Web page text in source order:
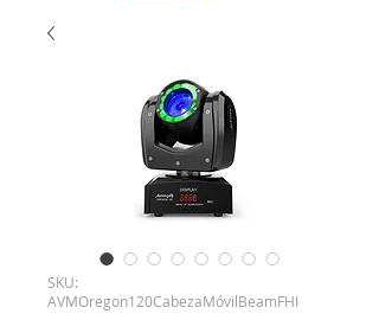
SKU:
AVMOregon120CabezaMóvilBeamFHI